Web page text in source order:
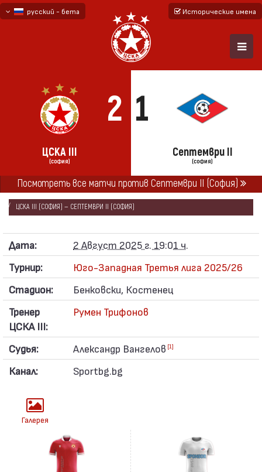
русский - бета
Исторические имена
2 1
ЦСКА III
(СОФИЯ)
Септември II
(СОФИЯ)
Посмотреть все матчи против Септември II (София)
ГЛАВНАЯ СЕЗОНЫ 2025/26
ЮГО-ЗАПАДНАЯ ТРЕТЬЯ ЛИГА 2025/26
ЦСКА III (СОФИЯ) — СЕПТЕМВРИ II (СОФИЯ)
Дата:
2 Август 2025 г. 19:01 ч.
Турнир:
Юго-Западная Третья лига 2025/26
Стадион:
Бенковски, Костенец
Тренер
ЦСКА III:
Румен Трифонов
Судья: Александр Вангелов [1]
Канал: Sportbg.bg
Галерея